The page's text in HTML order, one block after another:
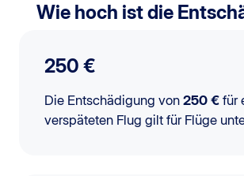
Wie hoch ist die
250 €
Die Entschädigung von 250 € für
verspäteten Flug gilt für Flüge